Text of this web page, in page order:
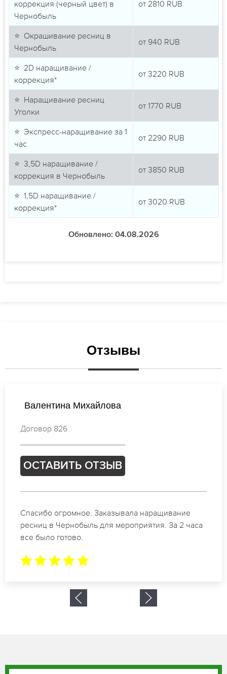
коррекция (черный цвет) в
Чернобыль
от 2810 RUB
⭐ Окрашивание ресниц в
Чернобыль
от 940 RUB
⭐ 2D наращивание /
коррекция*
от 3220 RUB
⭐ Наращивание ресниц
Уголки
от 1770 RUB
⭐ Экспресс-наращивание за 1
час
от 2290 RUB
⭐ 3,5D наращивание /
коррекция в Чернобыль
от 3850 RUB
⭐ 1,5D наращивание /
коррекция*
от 3020 RUB
Обновлено: 04.08.2026
Отзывы
Елена Иванова
Договор 048
ОСТАВИТЬ ОТЗЫВ
Идеальные мастера своего дела по наращиванию
ресниц в Чернобыль. Великолепный результат.
Буду обращаться еще.